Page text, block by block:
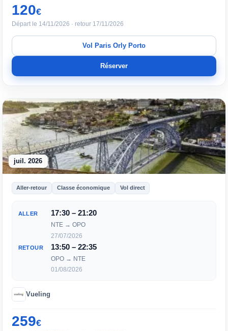
120€
Départ le 14/11/2026 · retour 17/11/2026
Vol Paris Orly Porto
Réserver
juil. 2026
Aller-retour Classe économique Vol direct
ALLER 17:30 – 21:20
NTE → OPO
27/07/2026
RETOUR 13:50 – 22:35
OPO → NTE
01/08/2026
Vueling
259€